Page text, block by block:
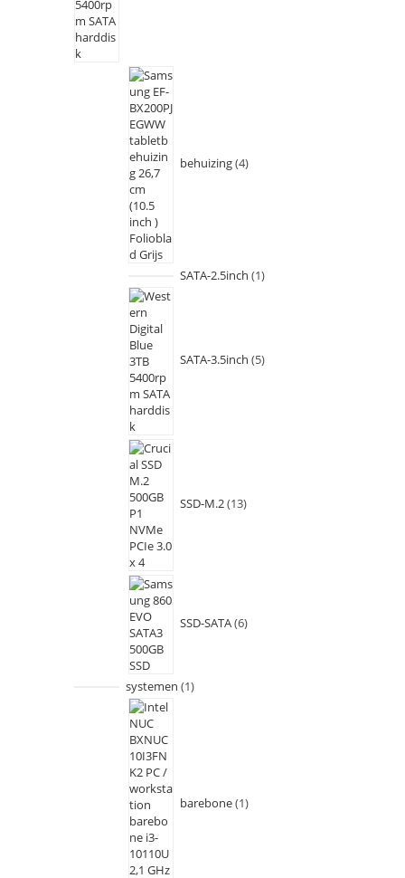
behuizing 4
SATA-2.5inch 1
SATA-3.5inch 5
SSD-M.2 13
SSD-SATA 6
systemen 1
barebone 1